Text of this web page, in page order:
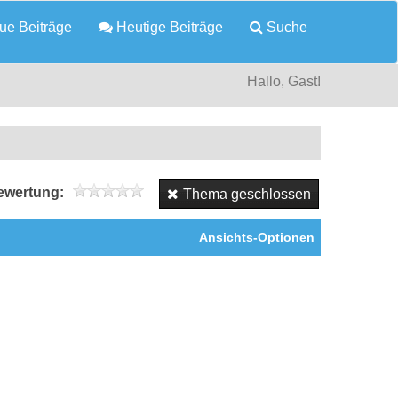
Beiträge Heutige Beiträge Suche
Hallo, Gast!
Thema geschlossen
Ansichts-Optionen